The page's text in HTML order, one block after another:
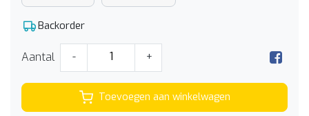
Backorder
Aantal - +
Toevoegen aan winkelwagen